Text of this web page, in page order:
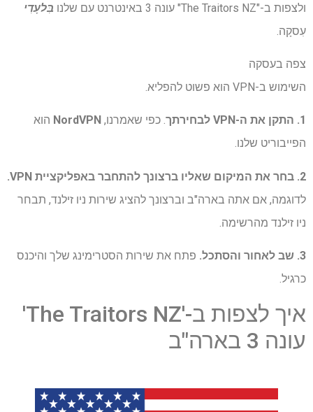
ולצפות ב-"The Traitors NZ" עונה 3 באינטרנט עם שלנו
בִּלעָדִי
עִסקָה.
צפה בעסקה
השימוש ב-VPN הוא פשוט להפליא.
1. התקן את ה-VPN לבחירתך . כפי שאמרנו, NordVPN הוא
הפייבוריט שלנו.
2. בחר את המיקום שאליו ברצונך להתחבר באפליקציית VPN.
לדוגמה, אם אתה בארה"ב וברצונך להציג שירות ניו זילנד, תבחר
ניו זילנד מהרשימה.
3. שב לאחור והסתכל.
פתח את שירות הסטרימינג שלך והיכנס
כרגיל.
איך לצפות ב-'The Traitors NZ'
עונה 3 בארה"ב